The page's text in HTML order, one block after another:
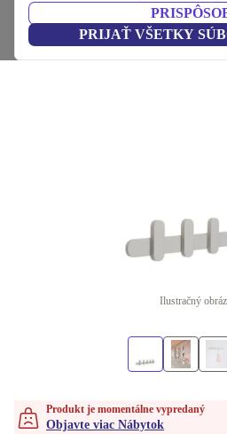
PRIJAŤ VŠETKY
sivý
(Zbieranie recenzií)
Ilustračný
Produkt je momentálne vypredaný
Objavte viac Nábytok